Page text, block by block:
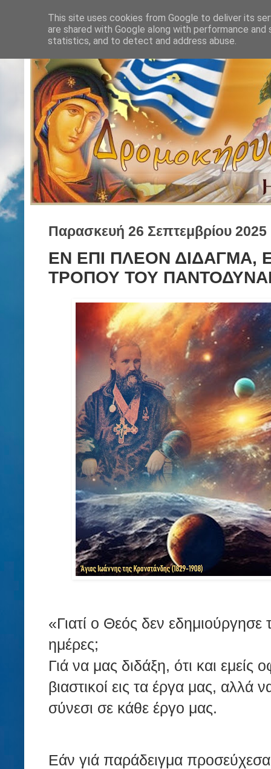
Παρασκευή 26 Σεπτεμβρίου 2025
ΕΝ ΕΠΙ ΠΛΕΟΝ ΔΙΔΑΓΜΑ,
ΤΡΟΠΟΥ ΤΟΥ
«Γιατί ο Θεός δεν
ημέρες;
Γιά να μας διδάξη, ότι και εμείς
βιαστικοί εις τα έργα μας, αλλά
σύνεσι σε κάθε έργο μας.
Εάν γιά παράδειγμα
This site uses cookies from Google to deliver its
are shared with Google along with performance
statistics, and to detect and address abuse.